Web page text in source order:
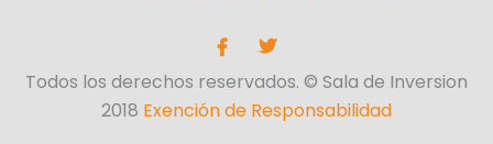
Todos los derechos reservados. © Sala de Inversion
2018 Exención de Responsabilidad